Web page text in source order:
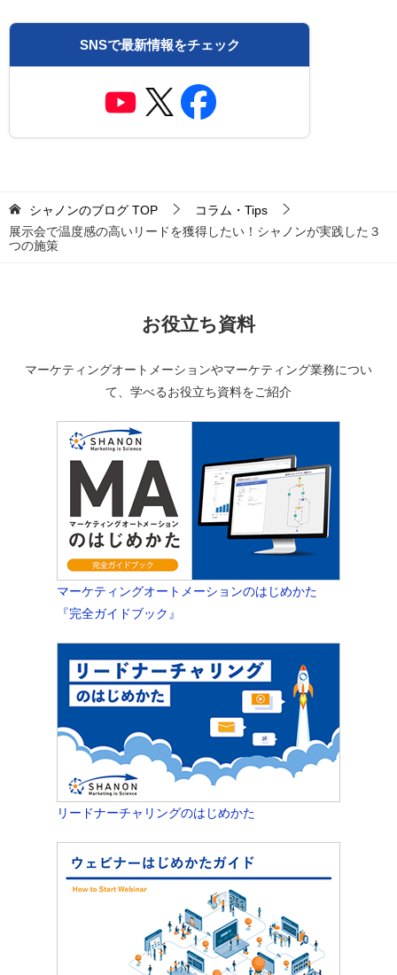
SNSで最新情報をチェック
シャノンのブログ TOP
コラム・Tips
展示会で温度感の高いリードを獲得したい！シャノンが実践した３
つの施策
お役立ち資料
マーケティングオートメーションやマーケティング業務につい
て、学べるお役立ち資料をご紹介
マーケティングオートメーションのはじめかた
『完全ガイドブック』
リードナーチャリングのはじめかた